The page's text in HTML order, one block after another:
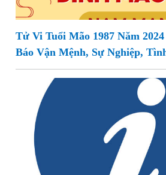
Tử Vi Tuổi Mão 1987 Năm
Báo Vận Mệnh, Sự Nghiệp,